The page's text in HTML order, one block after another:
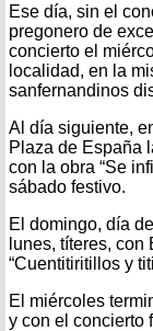
Ese día, sin el
pregonero de
concierto el
localidad, en la
sanfernandinos
Al día siguiente,
Plaza de España
con la obra “Se
sábado festivo.
El domingo, día
lunes, títeres,
“Cuentitiritillos y
El miércoles
y con el concierto